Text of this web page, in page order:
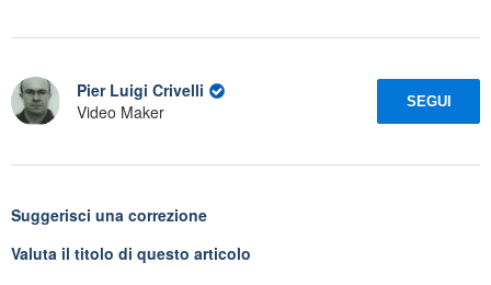
Pier Luigi Crivelli
Video Maker
SEGUI
Suggerisci una correzione
Valuta il titolo di questo articolo